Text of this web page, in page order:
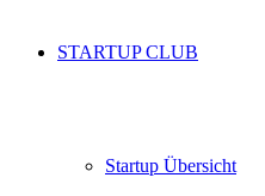
STARTUP CLUB
Startup Übersicht